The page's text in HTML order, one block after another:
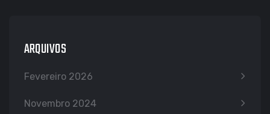
ARQUIVOS
Fevereiro 2026
Novembro 2024